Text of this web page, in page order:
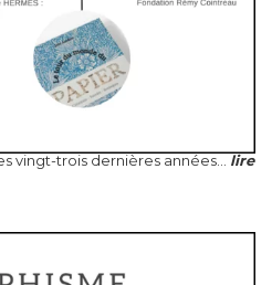
vingt-trois dernières années... lire